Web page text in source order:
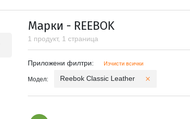
Марки - REEBOK
1 продукт, 1 страница
Приложени филтри
Приложени филтри: Изчисти всички
Модел: Reebok Classic Leather